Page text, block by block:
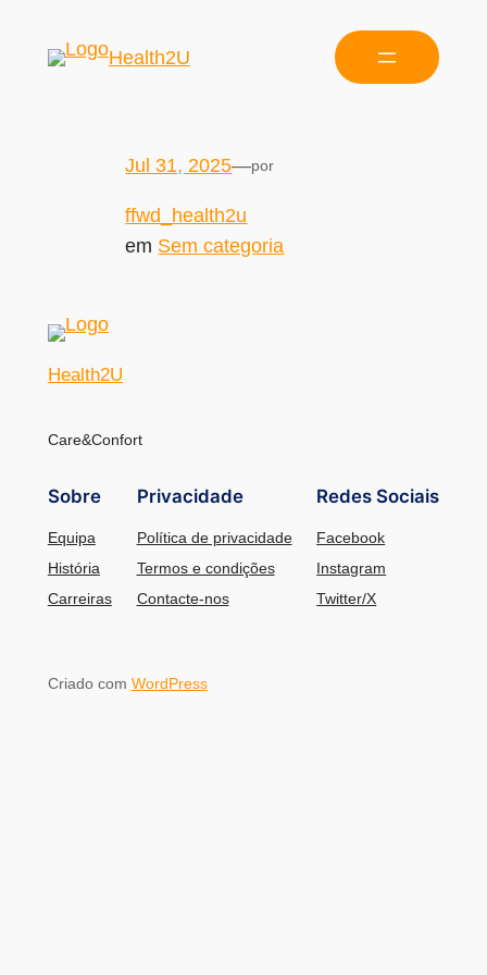
Health2U
Jul 31, 2025—por
ffwd_health2u
em Sem categoria
Health2U
Care&Confort
Sobre
Equipa
História
Carreiras
Privacidade
Política de privacidade
Termos e condições
Contacte-nos
Redes Sociais
Facebook
Instagram
Twitter/X
Criado com WordPress